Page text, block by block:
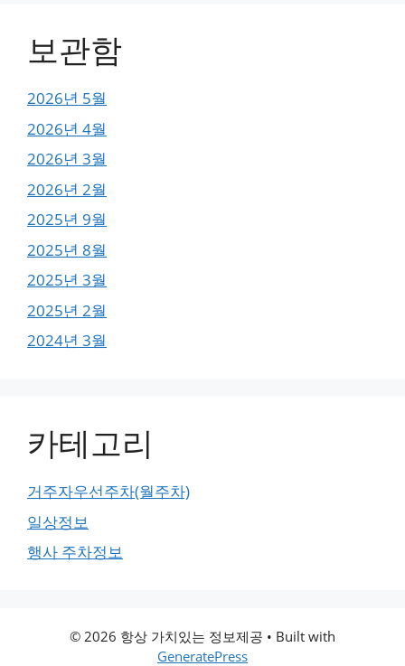
보관함
2026년 5월
2026년 4월
2026년 3월
2026년 2월
2025년 9월
2025년 8월
2025년 3월
2025년 2월
2024년 3월
카테고리
거주자우선주차(월주차)
일상정보
행사 주차정보
© 2026 항상 가치있는 정보제공 • Built with
GeneratePress